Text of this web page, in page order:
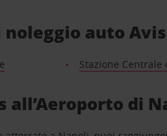
auto
Stazione Centrale
all’Aeroporto di